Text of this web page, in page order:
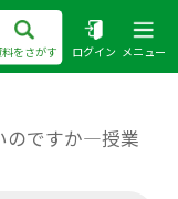
をさがす ログイン メニュー
のですか―授業